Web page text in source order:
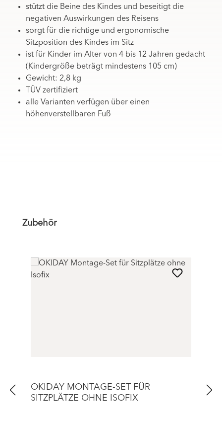
stützt die Beine des Kindes und beseitigt die
negativen Auswirkungen des Reisens
sorgt für die richtige und ergonomische
Sitzposition des Kindes im Sitz
ist für Kinder im Alter von 4 bis 12 Jahren gedacht
(Kindergröße beträgt mindestens 105 cm)
Gewicht: 2,8 kg
TÜV zertifiziert
alle Varianten verfügen über einen
höhenverstellbaren Fuß
Produktgalerie überspringen
Zubehör
OKIDAY MONTAGE-SET FÜR
SITZPLÄTZE OHNE ISOFIX